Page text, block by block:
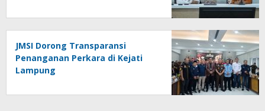
Tumbuh
JMSI Dorong Transparansi
Penanganan Perkara di Kejati
Lampung